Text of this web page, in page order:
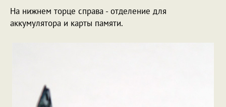
На нижнем торце справа - отделение для
аккумулятора и карты памяти.